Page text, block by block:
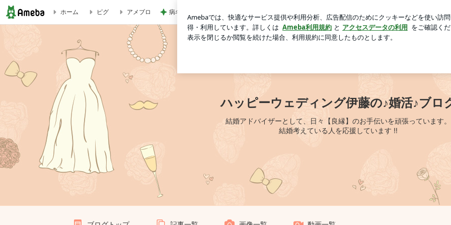
ハッピーウェディング伊藤の♪婚活♪ブログ
ホーム ピグ アメブロ 病名を聞いた医師からの紹介状 ログ
ハッピーウェディング伊藤の♪婚活♪ブロ
結婚アドバイザーとして、日々【良縁】のお手伝いを頑張っています。
結婚考えている人を応援しています ‼